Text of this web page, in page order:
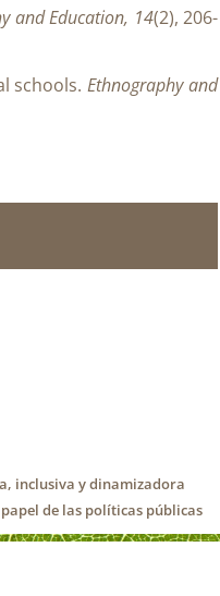
and Education, 14(2), 206-
schools.Ethnography and
inclusiva y dinamizadora
de las políticas públicas